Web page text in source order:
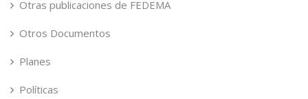
Otras publicaciones de FEDEMA
Otros Documentos
Planes
Políticas